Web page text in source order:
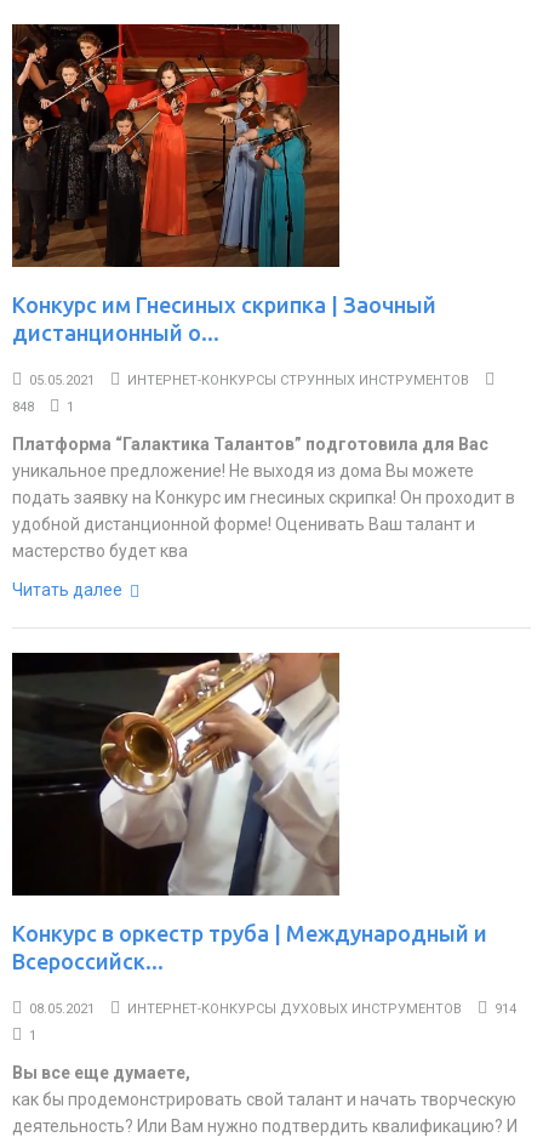
Конкурс им Гнесиных скрипка | Заочный
дистанционный о...
05.05.2021
ИНТЕРНЕТ-КОНКУРСЫ СТРУННЫХ ИНСТРУМЕНТОВ
848
1
Платформа “Галактика Талантов” подготовила для Вас
уникальное предложение! Не выходя из дома Вы можете
подать заявку на Конкурс им гнесиных скрипка! Он проходит в
удобной дистанционной форме! Оценивать Ваш талант и
мастерство будет ква
Читать далее
Конкурс в оркестр труба | Международный и
Всероссийск...
08.05.2021 ИНТЕРНЕТ-КОНКУРСЫ ДУХОВЫХ ИНСТРУМЕНТОВ
914
1
Вы все еще думаете,
как бы продемонстрировать свой талант и начать творческую
деятельность? Или Вам нужно подтвердить квалификацию? И